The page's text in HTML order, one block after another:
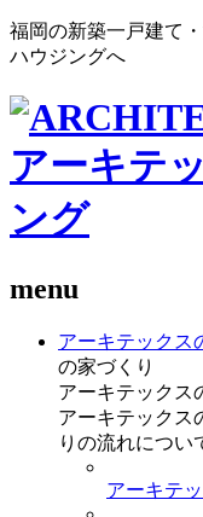
福岡の新築一戸建て
ハウジングへ
menu
アーキテックス
の家づくり
アーキテックス
アーキテックス
りの流れについ
アーキテ